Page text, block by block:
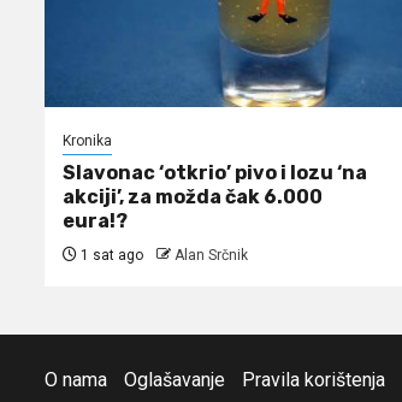
Kronika
Slavonac ‘otkrio’ pivo i lozu ‘na
akciji’, za možda čak 6.000
eura!?
1 sat ago Alan Srčnik
O nama Oglašavanje Pravila korištenja